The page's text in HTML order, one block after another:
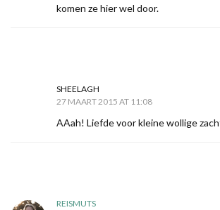
komen ze hier wel door.
SHEELAGH
27 MAART 2015 AT 11:08
AAah! Liefde voor kleine wollige
REISMUTS